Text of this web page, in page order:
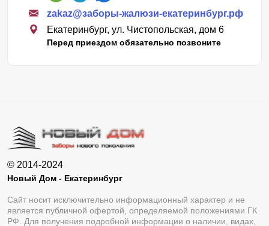
zakaz@заборы-жалюзи-екатеринбург.рф
Екатеринбург, ул. Чистопольская, дом 6
Перед приездом обязательно позвоните
© 2014-2024
Новый Дом - Екатеринбург
Сайт носит исключительно информационный характер и не
является публичной офертой, определяемой положениями ГК
РФ. Для получения подробной информации о наличии, видах,